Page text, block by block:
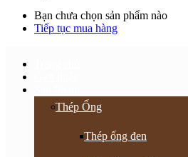
Bạn chưa chọn sản phẩm nào
Tiếp tục mua hàng
Thép Ống
Thép ống đen